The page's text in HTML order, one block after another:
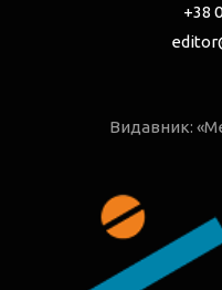
+38
Видавник: